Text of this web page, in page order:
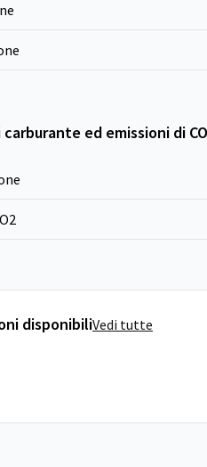
carburante ed emissioni di
2
disponibiliVedi tutte